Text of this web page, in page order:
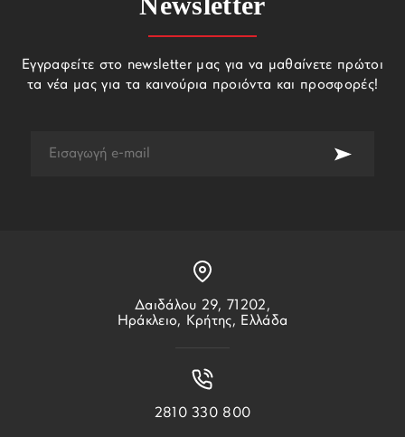
Δαιδάλου 29, 71202,
Ηράκλειο, Κρήτης, Ελλάδα
2810 330 800
Εγγραφείτε στο newsletter μας για να μαθαίνετε πρώτοι
τα νέα μας για τα καινούρια προιόντα και προσφορές!